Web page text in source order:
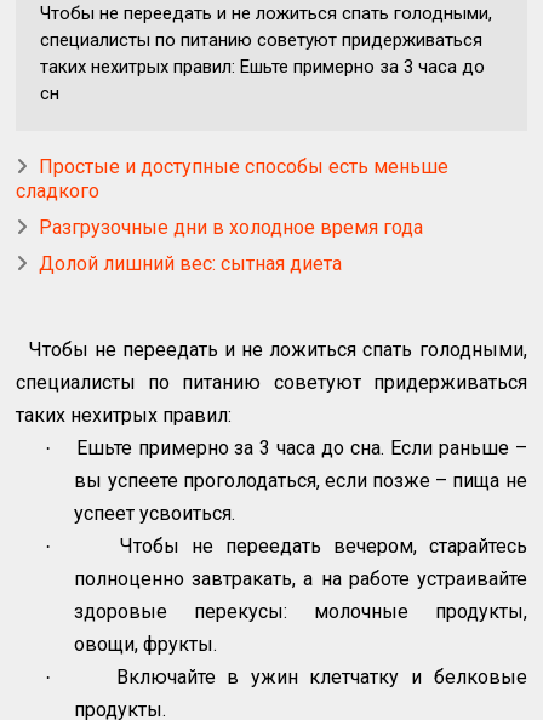
Чтобы не переедать и не ложиться спать голодными,
специалисты по питанию советуют придерживаться
таких нехитрых правил: Ешьте примерно за 3 часа до
сн
Простые и доступные способы есть меньше
сладкого
Разгрузочные дни в холодное время года
Долой лишний вес: сытная диета
Чтобы не переедать и не ложиться спать голодными,
специалисты по питанию советуют придерживаться
таких нехитрых правил:
·
Ешьте примерно за 3 часа до сна. Если раньше –
вы успеете проголодаться, если позже – пища не
успеет усвоиться.
·
Чтобы не переедать вечером, старайтесь
полноценно завтракать, а на работе устраивайте
здоровые перекусы: молочные продукты,
овощи, фрукты.
·
Включайте в ужин клетчатку и белковые
продукты.